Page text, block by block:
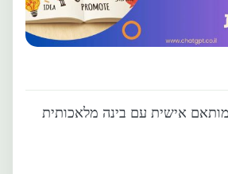
מותאם אישית עם בינה מלאכותית